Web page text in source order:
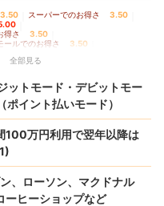
象となりません。 ③一定金額（原則1
にカードを挿し支払する場合がありま
ト還元の対象となりません。上記、タ
によって異なる場合があります。 ④ス
イント分を含んだ還元率です。 ⑥ポイ
たもので、ポイントの交換方法によっ
す。 ⑦Google Pay™ 、Samsung Pay
ポイント還元は受けられないので、注
住友銀行および株式会社Oliveコンサル
ることで、最大2%のポイントを上乗せ
住友カードつみたて投資」ページをご
を示したもので、ポイントの交換方法に
ります。
3.50 スーパーでのお得さ 3.50
得さ 3.50
ールでのお得さ 3.50
3.50｜
3.50
4.00｜
でのお得さ 3.50｜
4.38｜年会費の安さ 3.50｜
5.00
全部見る
ットモード・デビットモー
ポイント払いモード）
万円利用で翌年以降は
1)
、ローソン、マクドナル
ーヒーショップなど